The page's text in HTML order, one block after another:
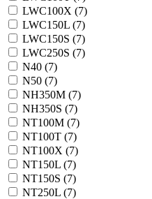
LWC100X (7)
LWC150L (7)
LWC150S (7)
LWC250S (7)
N40 (7)
N50 (7)
NH350M (7)
NH350S (7)
NT100M (7)
NT100T (7)
NT100X (7)
NT150L (7)
NT150S (7)
NT250L (7)